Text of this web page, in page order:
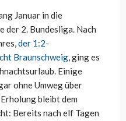
Januar in die
der 2. Bundesliga. Nach
der 1:2-
Braunschweig, ging es
Einige
ohne Umweg über
bleibt dem
Bereits nach elf Tagen